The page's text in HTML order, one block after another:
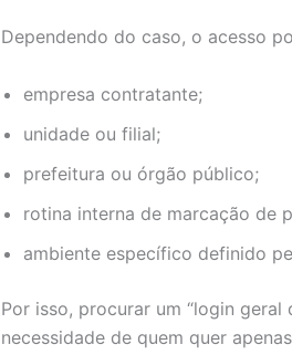
Dependendo do caso, o acesso
empresa contratante;
unidade ou filial;
prefeitura ou órgão público;
rotina interna de marcação de
ambiente específico definido
Por isso, procurar um “login geral
necessidade de quem quer